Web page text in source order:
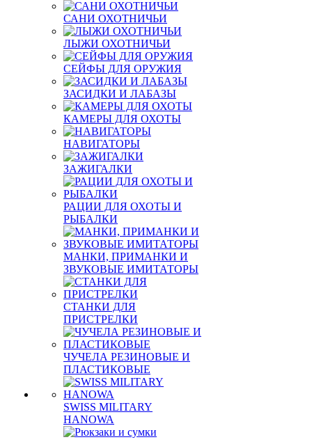
САНИ ОХОТНИЧЬИ
ЛЫЖИ ОХОТНИЧЬИ
СЕЙФЫ ДЛЯ ОРУЖИЯ
ЗАСИДКИ И ЛАБАЗЫ
КАМЕРЫ ДЛЯ ОХОТЫ
НАВИГАТОРЫ
ЗАЖИГАЛКИ
РАЦИИ ДЛЯ ОХОТЫ И
РЫБАЛКИ
МАНКИ, ПРИМАНКИ И
ЗВУКОВЫЕ ИМИТАТОРЫ
СТАНКИ ДЛЯ
ПРИСТРЕЛКИ
ЧУЧЕЛА РЕЗИНОВЫЕ И
ПЛАСТИКОВЫЕ
SWISS MILITARY
HANOWA